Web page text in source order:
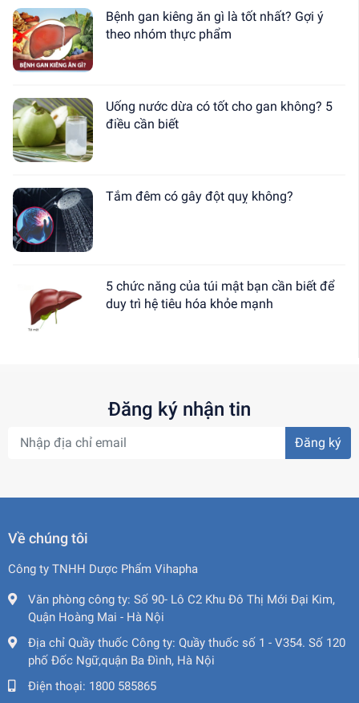
Bệnh gan kiêng ăn gì là tốt nhất? Gợi ý
theo nhóm thực phẩm
Uống nước dừa có tốt cho gan không? 5
điều cần biết
Tắm đêm có gây đột quỵ không?
5 chức năng của túi mật bạn cần biết để
duy trì hệ tiêu hóa khỏe mạnh
Đăng ký nhận tin
Đăng ký
Về chúng tôi
Công ty TNHH Dược Phẩm Vihapha
Văn phòng công ty: Số 90- Lô C2 Khu Đô Thị Mới Đại Kim,
Quận Hoàng Mai - Hà Nội
Địa chỉ Quầy thuốc Công ty: Quầy thuốc số 1 - V354. Số 120
phố Đốc Ngữ,quận Ba Đình, Hà Nội
Điện thoại: 1800 585865